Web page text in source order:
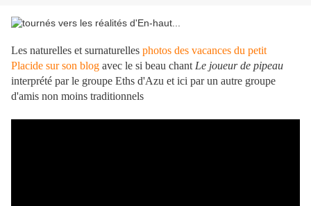
Les naturelles et surnaturelles photos des vacances du petit
Placide sur son blog avec le si beau chant Le joueur de pipeau
interprété par le groupe Eths d'Azu et ici par un autre groupe
d'amis non moins traditionnels